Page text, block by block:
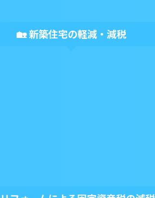
🏡 新築住宅の軽減・減税